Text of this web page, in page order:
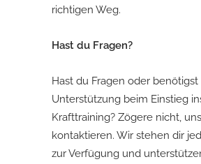
richtigen Weg.
Hast du Fragen?
Hast du Fragen oder benötigst
Unterstützung beim Einstieg
Krafttraining? Zögere nicht,
kontaktieren. Wir stehen dir
zur Verfügung und